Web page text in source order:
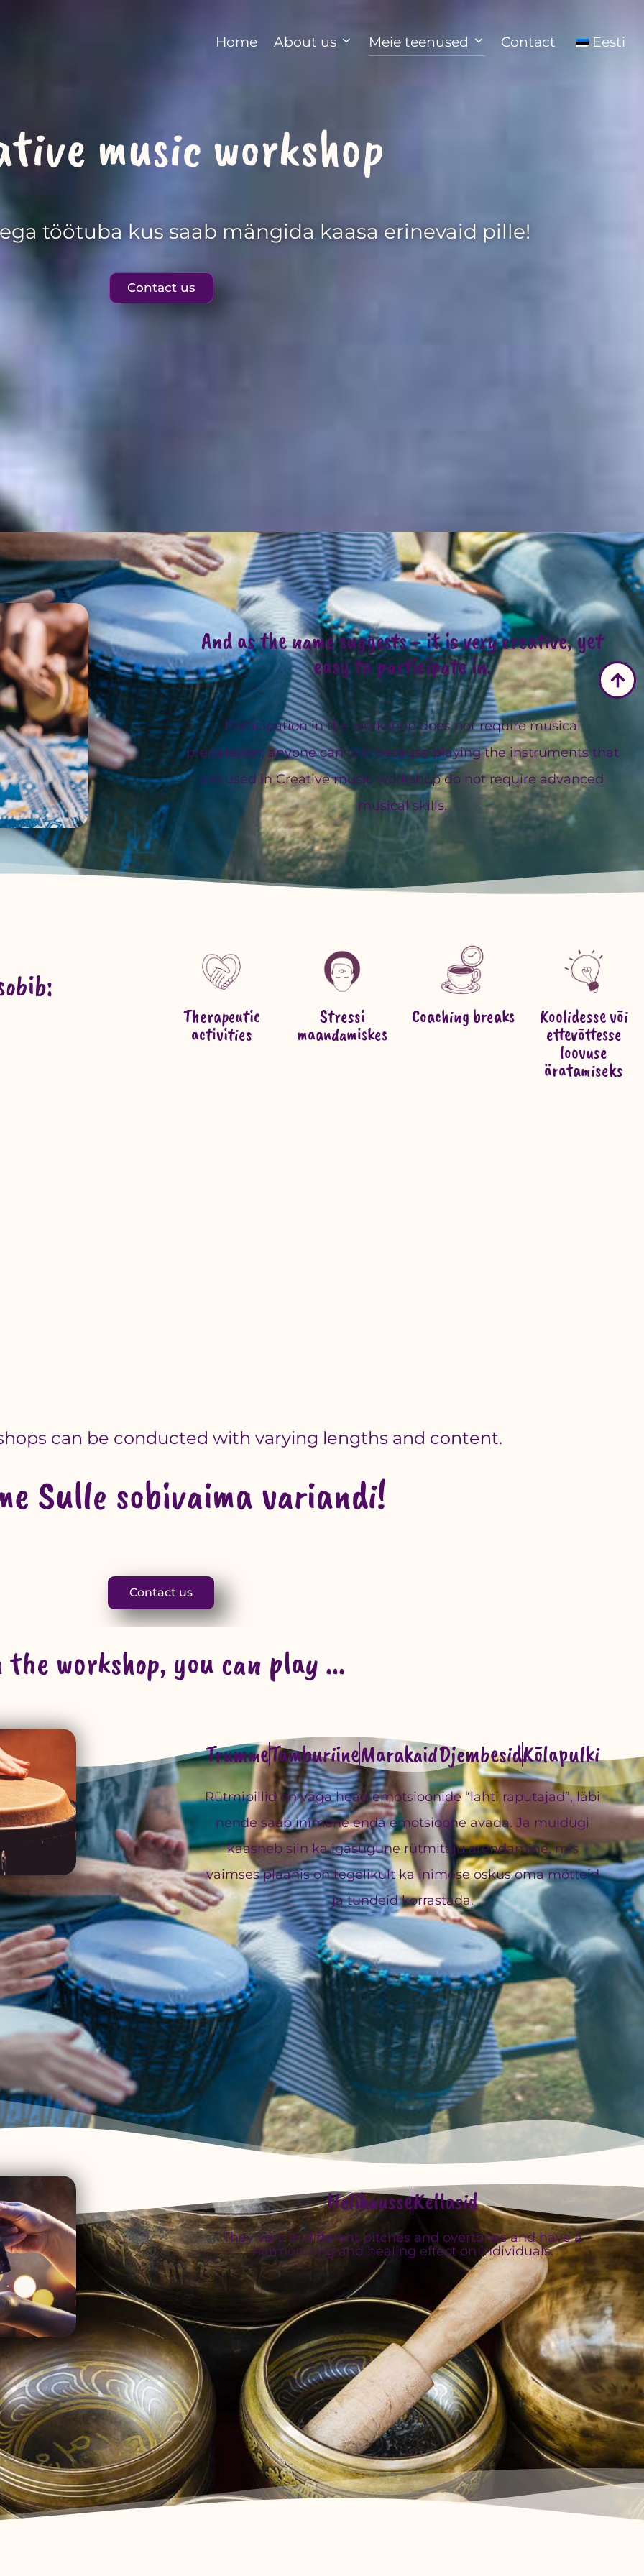
Home About us Meie teenused Contact Eesti
music workshop
töötuba kus saab mängida kaasa erinevaid pille!
Contact us
And as the name suggests - it is very creative, yet
easy to participate in.
Participation in the workshop does not require musical
preparation; anyone can join because playing the instruments that
are used in Creative music workshop do not require advanced
musical skills.
Therapeutic
activities
Stressi
maandamiskes
Coaching breaks Koolidesse või
ettevõttesse
loovuse
äratamiseks
can be conducted with varying lengths and content.
Sulle sobivaima variandi!
Contact us
workshop, you can play ...
TrummeTamburiineMarakaidDjembesidKõlapulki
Rütmipillid on väga head emotsioonide “lahti raputajad”, läbi
nende saab inimene enda emotsioone avada. Ja muidugi
kaasneb siin ka igasugune rütmitaju arendamine, mis
vaimses plaanis on tegelikult ka inimese oskus oma mõtteid
ja tundeid korrastada.
HelikausseKellasid
They vary in different pitches and overtones and have a
harmonizing and healing effect on individuals.